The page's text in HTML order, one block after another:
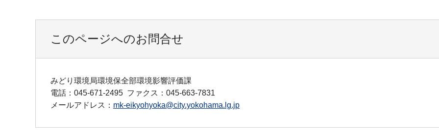
このページへのお問合せ
みどり環境局環境保全部環境影響評価課
電話：045-671-2495 ファクス：045-663-7831
メールアドレス： mk-eikyohyoka@city.yokohama.lg.jp